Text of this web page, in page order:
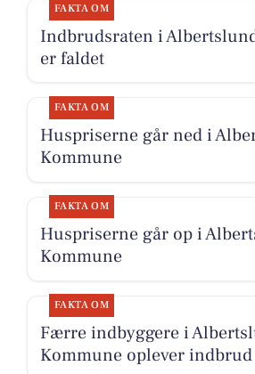
FAKTA OM
Indbrudsraten i
er faldet
FAKTA OM
Huspriserne går ned i
Kommune
FAKTA OM
Huspriserne går op i
Kommune
FAKTA OM
Færre indbyggere i
Kommune oplever indbrud